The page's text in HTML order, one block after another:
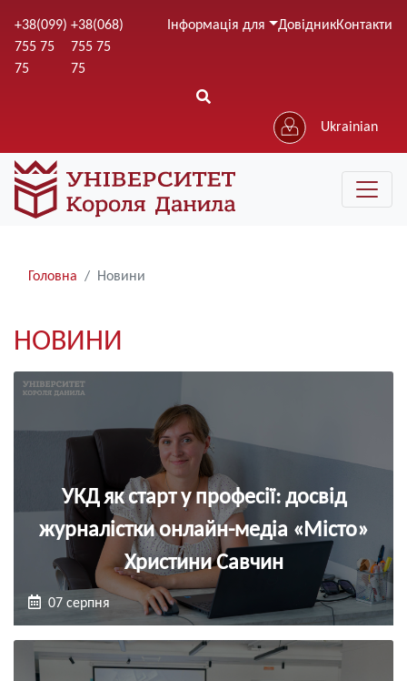
до
+38(099)
755 75
75
+38(068)
755 75
75
Інформація для ДовідникКонтакти
Ukrainian
Рядки
Головна Новини
НОВИНИ
УКД як старт у професії: досвід
журналістки онлайн-медіа «Місто»
Христини Савчин
07 серпня